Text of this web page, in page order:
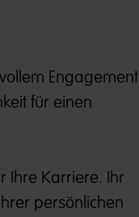
Engagement
für einen
Ihre Karriere. Ihr
persönlichen